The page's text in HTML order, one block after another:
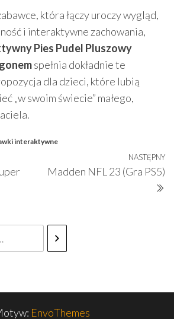
która łączy uroczy wygląd,
i interaktywne zachowania,
Pies Pudel Pluszowy
spełnia dokładnie te
dla dzieci, które lubią
„w swoim świecie” małego,
interaktywne
NASTĘPNY
Madden NFL 23 (Gra PS5)
EnvoThemes